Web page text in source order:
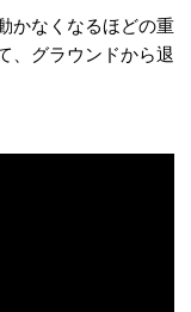
かなくなるほどの重
、グラウンドから退